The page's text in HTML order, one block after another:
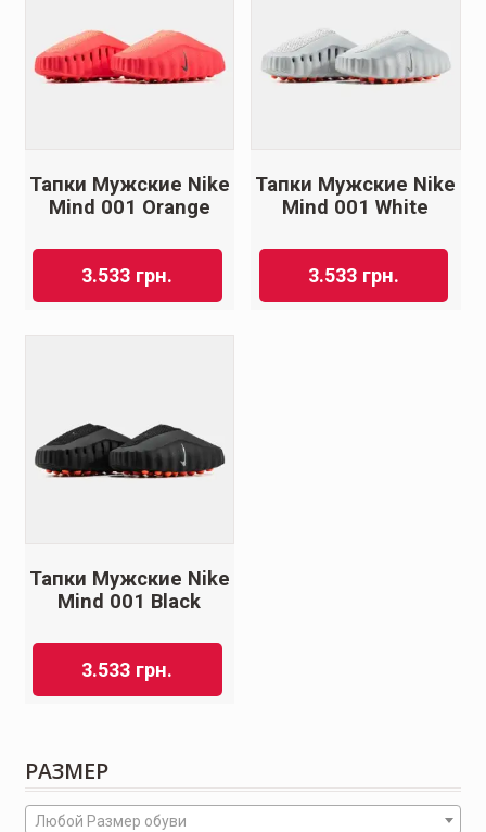
Тапки Мужские Nike
Mind 001 Orange
3.533 грн.
Тапки Мужские Nike
Mind 001 White
3.533 грн.
Тапки Мужские Nike
Mind 001 Black
3.533 грн.
РАЗМЕР
Любой Размер обуви